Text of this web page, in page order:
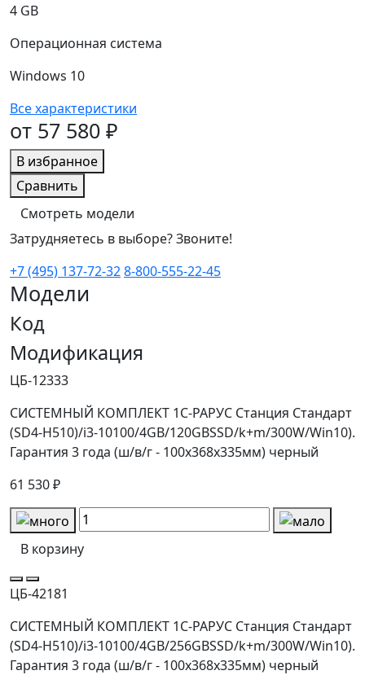
4 GB
Операционная система
Windows 10
Все характеристики
от 57 580 ₽
В избранное
Сравнить
Смотреть модели
Затрудняетесь в выборе? Звоните!
+7 (495) 137-72-328-800-555-22-45
Модели
Код
Модификация
ЦБ-12333
СИСТЕМНЫЙ КОМПЛЕКТ 1С-РАРУС Станция Стандарт
(SD4-H510)/i3-10100/4GB/120GBSSD/k+m/300W/Win10).
Гарантия 3 года (ш/в/г - 100x368x335мм) черный
61 530 ₽
В корзину
ЦБ-42181
СИСТЕМНЫЙ КОМПЛЕКТ 1С-РАРУС Станция Стандарт
(SD4-H510)/i3-10100/4GB/256GBSSD/k+m/300W/Win10).
Гарантия 3 года (ш/в/г - 100x368x335мм) черный